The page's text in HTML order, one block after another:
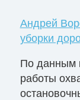
Андрей
уборки
По данным
работы